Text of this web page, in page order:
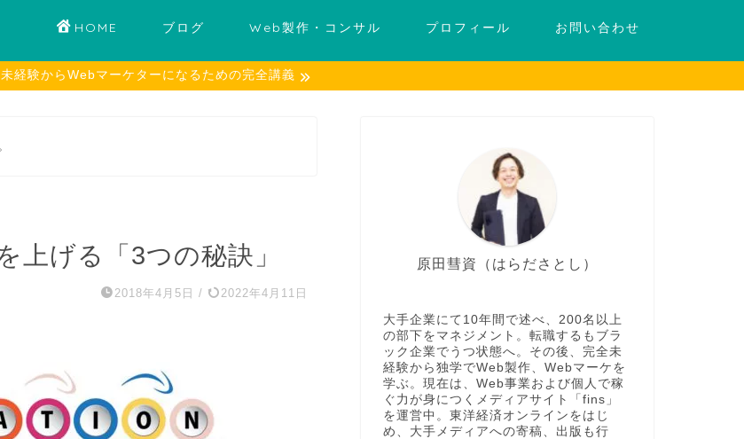
HOME ブログ Web製作・コンサル プロフィール お問い合わせ
未経験からWebマーケターになるための完全講義
上げる「3つの秘訣」
2018年4月5日 / 2022年4月11日
原田彗資（はらださとし）
大手企業にて10年間で述べ、200名以上
の部下をマネジメント。転職するもブラ
ック企業でうつ状態へ。その後、完全未
経験から独学でWeb製作、Webマーケを
学ぶ。現在は、Web事業および個人で稼
ぐ力が身につくメディアサイト「fins」
を運営中。東洋経済オンラインをはじ
め、大手メディアへの寄稿、出版も行